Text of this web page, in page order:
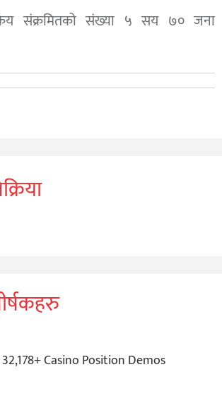
संक्रमितको संख्या ५ सय ७० जना
Casino Position Demos